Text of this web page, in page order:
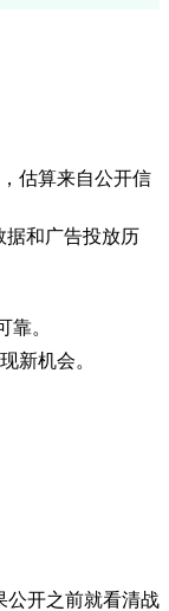
估算来自公开信
据和广告投放历
靠。
新机会。
公开之前就看清战